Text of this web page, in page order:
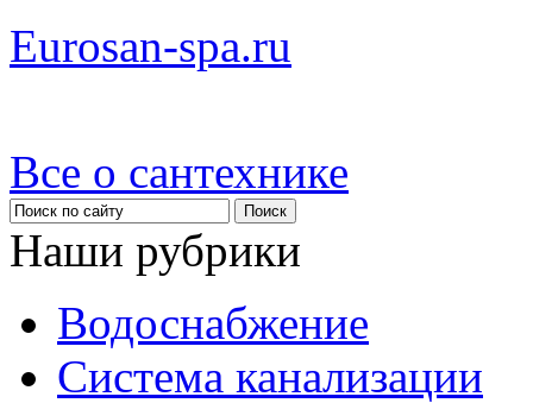
Eurosan-spa.ru
Все о сантехнике
Наши рубрики
Водоснабжение
Система канализации